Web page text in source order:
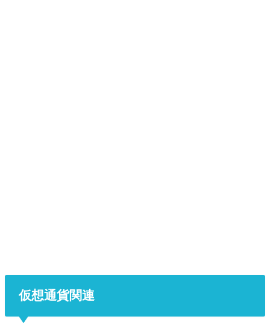
仮想通貨関連